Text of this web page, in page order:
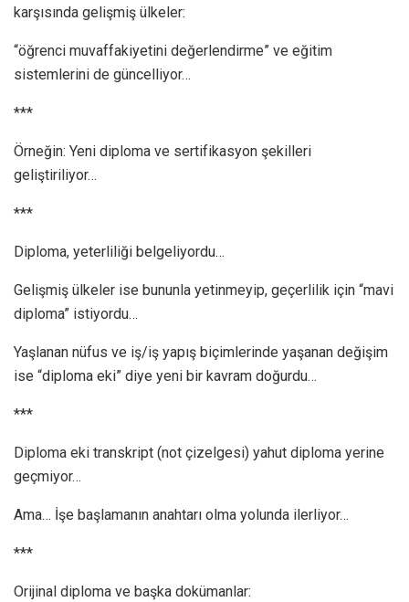
karşısında gelişmiş ülkeler:
“öğrenci muvaffakiyetini değerlendirme” ve eğitim
sistemlerini de güncelliyor…
***
Örneğin: Yeni diploma ve sertifikasyon şekil­leri
geliştiriliyor…
***
Diploma, yeterliliği belgeliyordu…
Gelişmiş ülkeler ise bununla yetinmeyip, ge­çerlilik için “mavi
diploma” istiyordu…
Yaşlanan nüfus ve iş/iş yapış biçimlerinde ya­şanan değişim
ise “diploma eki” diye yeni bir kavram doğurdu…
***
Diploma eki transkript (not çizelgesi) yahut diploma yerine
geçmiyor…
Ama… İşe başlamanın anahtarı olma yolunda ilerliyor…
***
Orijinal diploma ve başka dokümanlar: